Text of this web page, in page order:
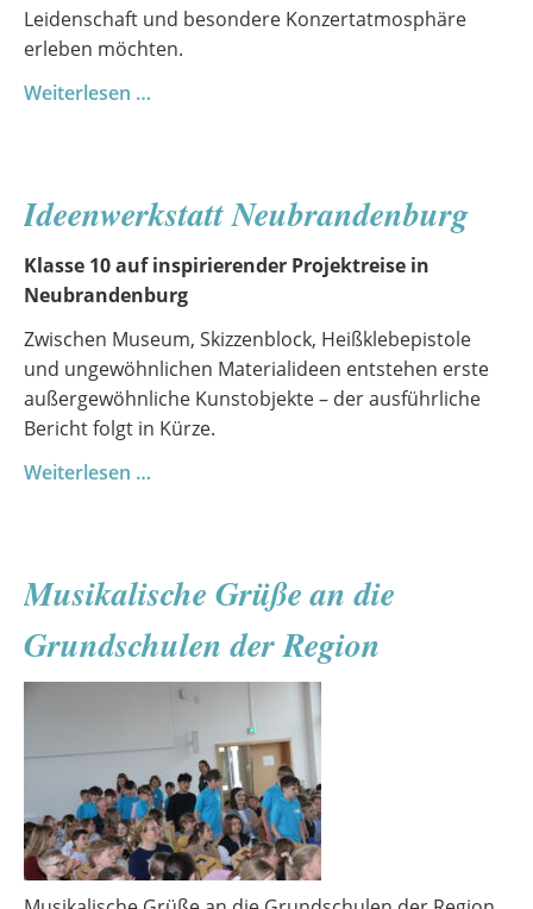
Leidenschaft und besondere Konzertatmosphäre
erleben möchten.
Weiterlesen …
–
2026
Ideenwerkstatt Neubrandenburg
Klasse 10 auf inspirierender Projektreise in
Neubrandenburg
Zwischen Museum, Skizzenblock, Heißklebepistole
und ungewöhnlichen Materialideen entstehen erste
außergewöhnliche Kunstobjekte – der ausführliche
Bericht folgt in Kürze.
Weiterlesen …
Musikalische Grüße an die
Grundschulen der Region